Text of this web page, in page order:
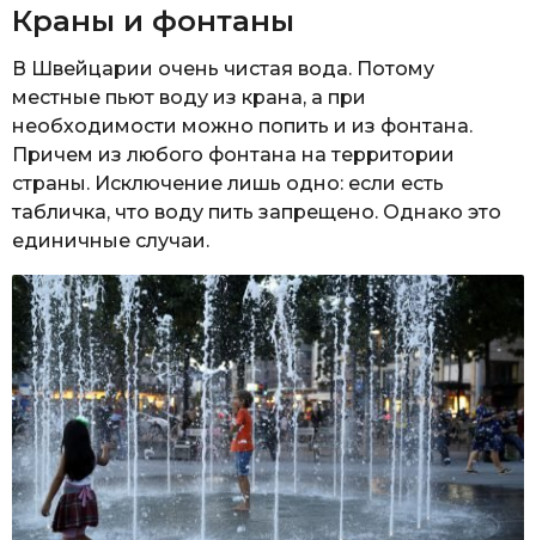
Краны и фонтаны
В Швейцарии очень чистая вода. Потому
местные пьют воду из крана, а при
необходимости можно попить и из фонтана.
Причем из любого фонтана на территории
страны. Исключение лишь одно: если есть
табличка, что воду пить запрещено. Однако это
единичные случаи.